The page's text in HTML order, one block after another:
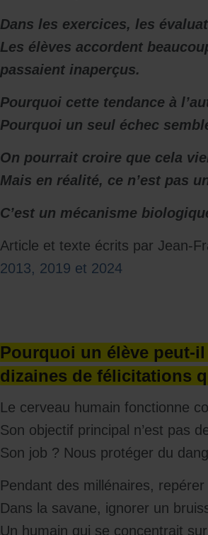
Dans les exercices, les
Les élèves accordent
passaient inaperçus.
Pourquoi cette tendance à
Pourquoi un seul échec
On pourrait croire que cela
Mais en réalité, ce n’est pas
C’est un mécanisme
Article et texte écrits par Jean-
2013, 2019 et 2024
Pourquoi un élève peut-
dizaines de félicitations
Le cerveau humain fonctionne
Son objectif principal n’est pas
Son job ? Nous protéger du
Pendant des millénaires,
Dans la savane, ignorer un
Un humain qui se concentrait